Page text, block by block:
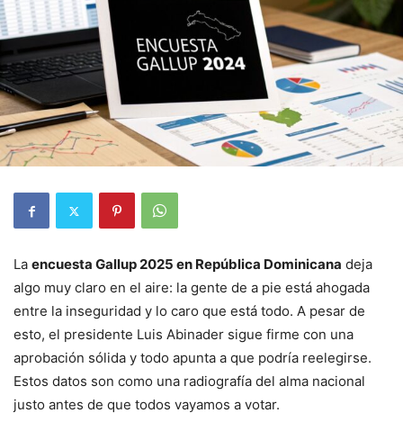
La encuesta Gallup 2025 en República Dominicana deja
algo muy claro en el aire: la gente de a pie está ahogada
entre la inseguridad y lo caro que está todo. A pesar de
esto, el presidente Luis Abinader sigue firme con una
aprobación sólida y todo apunta a que podría reelegirse.
Estos datos son como una radiografía del alma nacional
justo antes de que todos vayamos a votar.